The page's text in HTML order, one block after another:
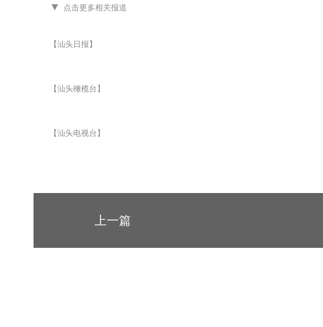
▼ 点击更多相关报道
【汕头日报】
【汕头橄榄台】
【汕头电视台】
上一篇